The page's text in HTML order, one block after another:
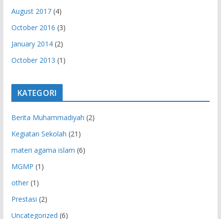
August 2017(4)
October 2016 (3)
January 2014(2)
October 2013 (1)
KATEGORI
Berita Muhammadiyah (2)
Kegiatan Sekolah (21)
materi agama islam (6)
MGMP (1)
other(1)
Prestasi (2)
Uncategorized (6)